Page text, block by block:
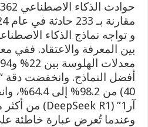
مقارنة بـ 233 حادثة في عام 2024.
و تواجه نماذج الذكاء
بين المعرفة والاعتقاد. ففي
40) من
وعندما تُعرض عبارة خاطئة